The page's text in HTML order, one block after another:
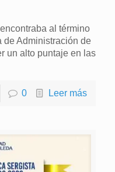
al término
de Administración de
un alto puntaje en las
0 Leer más